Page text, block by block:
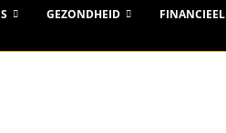
GEZONDHEID FINANCIEEL